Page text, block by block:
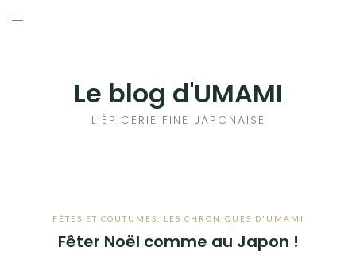
Aller
Le blog d'UMAMI
L'ÉPICERIE FINE JAPONAISE
FÊTES ET COUTUMES LES CHRONIQUES D'UMAMI
Fêter Noël comme au Japon !